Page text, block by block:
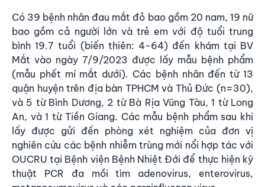
Có 39 bệnh nhân đau mắt đỏ bao gồm 20 nam, 19 nữ
bao gồm cả người lớn và trẻ em với độ tuổi trung
bình 19.7 tuổi (biến thiên: 4-64) đến khám tại BV
Mắt vào ngày 7/9/2023 được lấy mẫu bệnh phẩm
(mẫu phết mí mắt dưới). Các bệnh nhân đến từ 13
quận huyện trên địa bàn TPHCM và Thủ Đức (n=30),
và 5 từ Bình Dương, 2 từ Bà Rịa Vũng Tàu, 1 từ Long
An, và 1 từ Tiền Giang. Các mẫu bệnh phẩm sau khi
lấy được gửi đến phòng xét nghiệm của đơn vị
nghiên cứu các bệnh nhiễm trùng mới nổi hợp tác với
OUCRU tại Bệnh viện Bệnh Nhiệt Đới để thực hiện kỹ
thuật PCR đa mồi tìm adenovirus, enterovirus,